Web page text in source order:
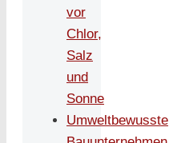
vor
Chlor,
Salz
und
Sonne
Umweltbewusste